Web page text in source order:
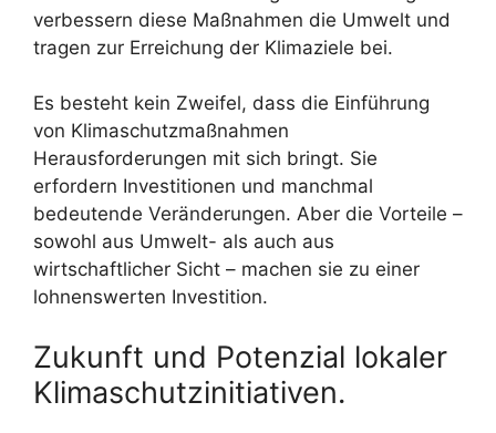
verbessern diese Maßnahmen die Umwelt und
tragen zur Erreichung der Klimaziele bei.
Es besteht kein Zweifel, dass die Einführung
von Klimaschutzmaßnahmen
Herausforderungen mit sich bringt. Sie
erfordern Investitionen und manchmal
bedeutende Veränderungen. Aber die Vorteile –
sowohl aus Umwelt- als auch aus
wirtschaftlicher Sicht – machen sie zu einer
lohnenswerten Investition.
Zukunft und Potenzial lokaler
Klimaschutzinitiativen.